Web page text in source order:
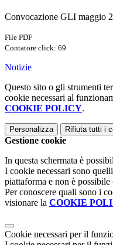
Convocazione GLI maggio
File PDF
Contatore click: 69
Notizie
Questo sito o gli strumenti
cookie necessari al
COOKIE POLICY.
Personalizza Rifiuta tutti i
Gestione cookie
In questa schermata è
I cookie necessari sono
piattaforma e non è
Per conoscere quali sono i
visionare la COOKIE
Cookie necessari per il